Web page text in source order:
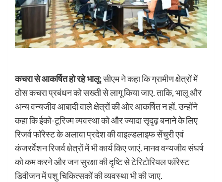
कचरा से आकर्षित हो रहे भालू:सीएम ने कहा कि ग्रामीण क्षेत्रों में
ठोस कचरा प्रबंधन को सख्ती से लागू किया जाए. ताकि, भालू और
अन्य वन्यजीव आबादी वाले क्षेत्रों की ओर आकर्षित न हों. उन्होंने
कहा कि ईको-टूरिज्म व्यवस्था को और ज्यादा सृदृढ़ बनाने के लिए
रिजर्व फॉरेस्ट के अलावा प्रदेश की वाइल्डलाइफ सेंचुरी एवं
कंजरर्वेशन रिजर्व क्षेत्रों में भी कार्य किए जाएं. मानव वन्यजीव संघर्ष
को कम करने और जन सुरक्षा की दृष्टि से टेरिटोरियल फॉरेस्ट
डिवीजन में पशु चिकित्सकों की व्यवस्था भी की जाए.